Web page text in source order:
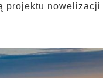
projektu nowelizacji